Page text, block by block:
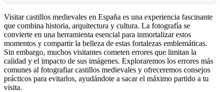
Visitar castillos medievales en España es una experiencia fascinante
que combina historia, arquitectura y cultura. La fotografía se
convierte en una herramienta esencial para inmortalizar estos
momentos y compartir la belleza de estas fortalezas emblemáticas.
Sin embargo, muchos visitantes cometen errores que limitan la
calidad y el impacto de sus imágenes. Exploraremos los errores más
comunes al fotografiar castillos medievales y ofreceremos consejos
prácticos para evitarlos, ayudándote a sacar el máximo partido a tu
visita.